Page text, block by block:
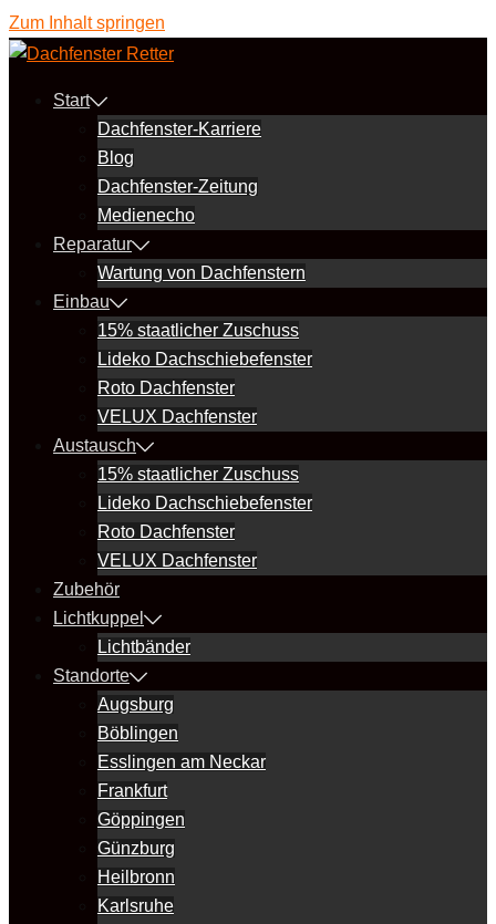
Zum Inhalt springen
Start
Dachfenster-Karriere
Blog
Dachfenster-Zeitung
Medienecho
Reparatur
Wartung von Dachfenstern
Einbau
15% staatlicher Zuschuss
Lideko Dachschiebefenster
Roto Dachfenster
VELUX Dachfenster
Austausch
15% staatlicher Zuschuss
Lideko Dachschiebefenster
Roto Dachfenster
VELUX Dachfenster
Zubehör
Lichtkuppel
Lichtbänder
Standorte
Augsburg
Böblingen
Esslingen am Neckar
Frankfurt
Göppingen
Günzburg
Heilbronn
Karlsruhe